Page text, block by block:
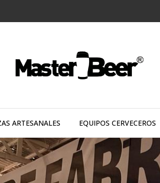
ARTESANALES EQUIPOS CERVECEROS